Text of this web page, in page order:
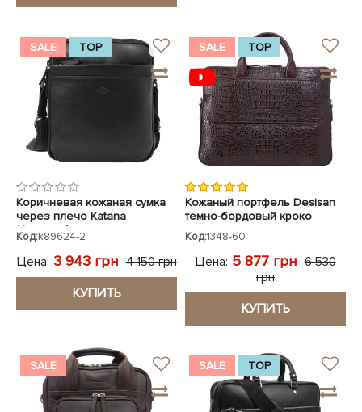
SALE TOP
Коричневая кожаная сумка
через плечо Katana
(Франция)
Код:k89624-2
Цена: 3 943 грн 4 150 грн
КУПИТЬ
SALE TOP
Кожаный портфель Desisan
темно-бордовый кроко
Код:1348-60
Цена: 5 877 грн 6 530
грн
КУПИТЬ
SALE SALE TOP